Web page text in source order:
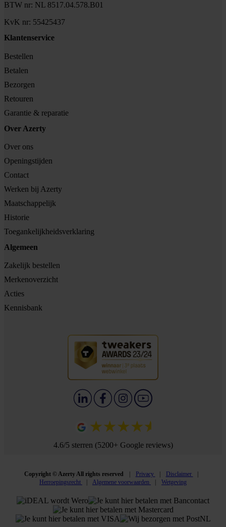
BTW nr: NL 8517.04.578.B01
KvK nr: 55425437
Klantenservice
Bestellen
Betalen
Bezorgen
Retouren
Garantie & reparatie
Over Azerty
Over ons
Openingstijden
Contact
Werken bij Azerty
Maatschappelijk
Historie
Toegankelijkheidsverklaring
Algemeen
Zakelijk bestellen
Merkenoverzicht
Acties
Kennisbank
4.6/5 sterren (5200+ Google reviews)
Copyright © Azerty All rights reserved Privacy
Disclaimer
Herroepingsrecht
Algemene voorwaarden Wetgeving